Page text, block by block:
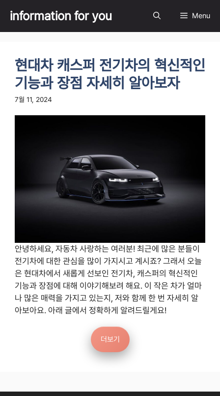
content
information for you Menu
현대차 캐스퍼 전기차의 혁신적인
기능과 장점 자세히 알아보자
7월 11, 2024
안녕하세요, 자동차 사랑하는 여러분! 최근에 많은 분들이
전기차에 대한 관심을 많이 가지시고 계시죠? 그래서 오늘
은 현대차에서 새롭게 선보인 전기차, 캐스퍼의 혁신적인
기능과 장점에 대해 이야기해보려 해요. 이 작은 차가 얼마
나 많은 매력을 가지고 있는지, 저와 함께 한 번 자세히 알
아보아요. 아래 글에서 정확하게 알려드릴게요!
더보기